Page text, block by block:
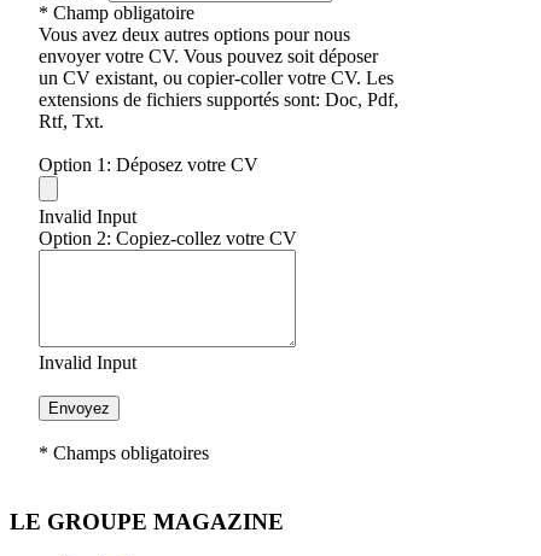
* Champ obligatoire
Vous avez deux autres options pour nous
envoyer votre CV. Vous pouvez soit déposer
un CV existant, ou copier-coller votre CV. Les
extensions de fichiers supportés sont: Doc, Pdf,
Rtf, Txt.
Option 1: Déposez votre CV
Invalid Input
Option 2: Copiez-collez votre CV
Invalid Input
* Champs obligatoires
LE GROUPE MAGAZINE